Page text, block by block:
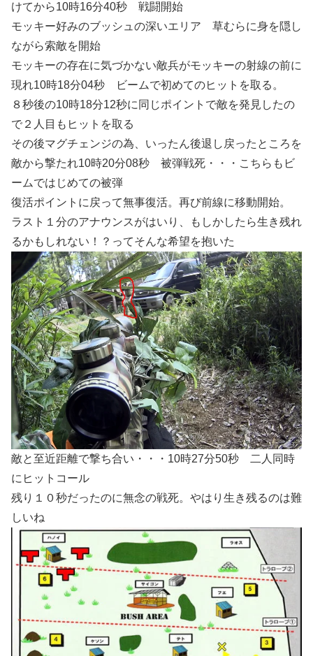
けてから10時16分40秒 戦闘開始
モッキー好みのブッシュの深いエリア 草むらに身を隠し
ながら索敵を開始
モッキーの存在に気づかない敵兵がモッキーの射線の前に
現れ10時18分04秒 ビームで初めてのヒットを取る。
８秒後の10時18分12秒に同じポイントで敵を発見したの
で２人目もヒットを取る
その後マグチェンジの為、いったん後退し戻ったところを
敵から撃たれ10時20分08秒 被弾戦死・・・こちらもビ
ームではじめての被弾
復活ポイントに戻って無事復活。再び前線に移動開始。
ラスト１分のアナウンスがはいり、もしかしたら生き残れ
るかもしれない！？ってそんな希望を抱いた
敵と至近距離で撃ち合い・・・10時27分50秒 二人同時
にヒットコール
残り１０秒だったのに無念の戦死。やはり生き残るのは難
しいね